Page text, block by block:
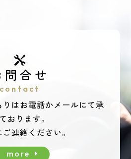

問合せ
contact
はお電話かメールにて承
おります。
連絡ください。
more